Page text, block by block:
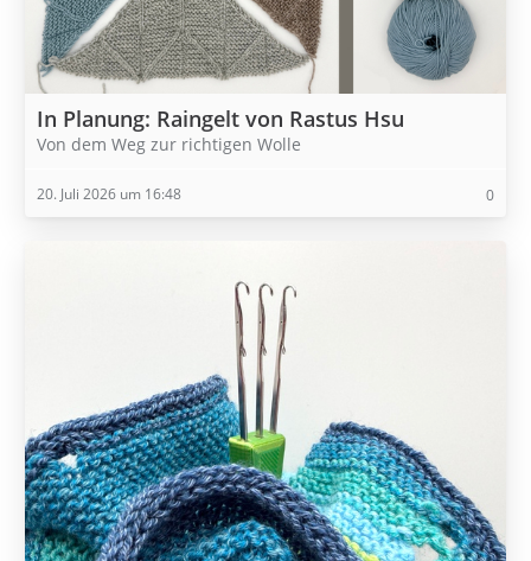
In Planung: Raingelt von Rastus Hsu
Von dem Weg zur richtigen Wolle
20. Juli 2026 um 16:48 0